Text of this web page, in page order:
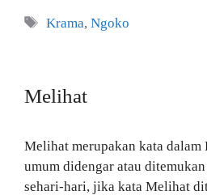
Tag
Krama,Ngoko
Melihat
Melihat merupakan kata dalam
umum didengar atau
sehari-hari, jika kata Melihat